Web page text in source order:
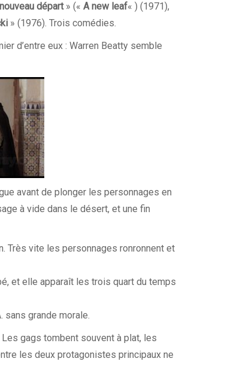
départ» (« A new leaf« ) (1971),
» (1976). Trois comédies.
d’entre eux : Warren Beatty semble
avant de plonger les personnages en
à vide dans le désert, et une fin
Très vite les personnages ronronnent et
et elle apparaît les trois quart du temps
sans grande morale.
gags tombent souvent à plat, les
les deux protagonistes principaux ne